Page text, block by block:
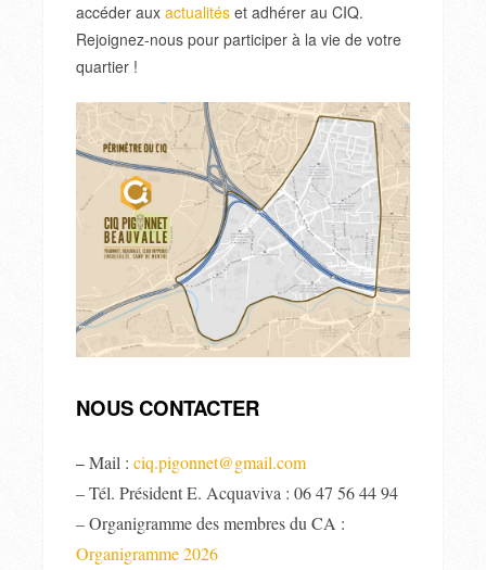
accéder aux actualités et adhérer au CIQ.
Rejoignez-nous pour participer à la vie de votre
quartier !
NOUS CONTACTER
– Mail : ciq.pigonnet@gmail.com
– Tél. Président E. Acquaviva : 06 47 56 44 94
– Organigramme des membres du CA :
Organigramme 2026